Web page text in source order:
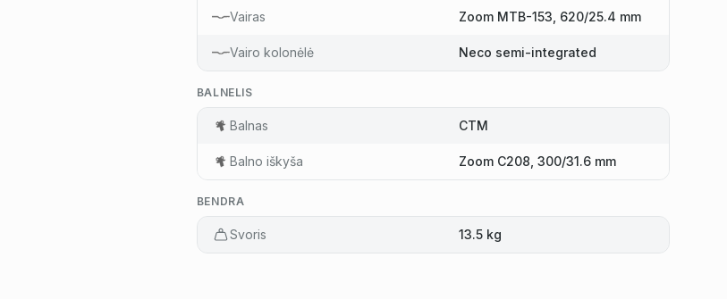
Vairas Zoom MTB-153, 620/25.4 mm
Vairo kolonėlė Neco semi-integrated
BALNELIS
Balnas CTM
Balno iškyša Zoom C208, 300/31.6 mm
BENDRA
Svoris 13.5 kg